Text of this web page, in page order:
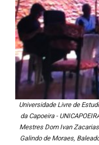
Universidade Livre de
da Capoeira -
Mestres Dom Ivan
Galindo de Moraes,